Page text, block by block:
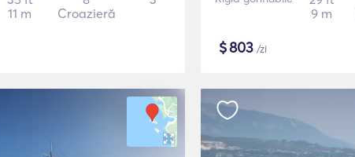
11 m
Croazieră
9 m
$803 /zi